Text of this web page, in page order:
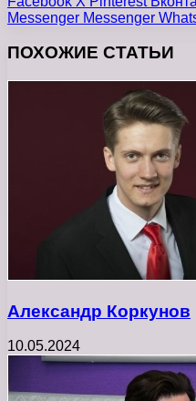
Messenger Messenger
ПОХОЖИЕ СТАТЬИ
Александр Коркунов
10.05.2024